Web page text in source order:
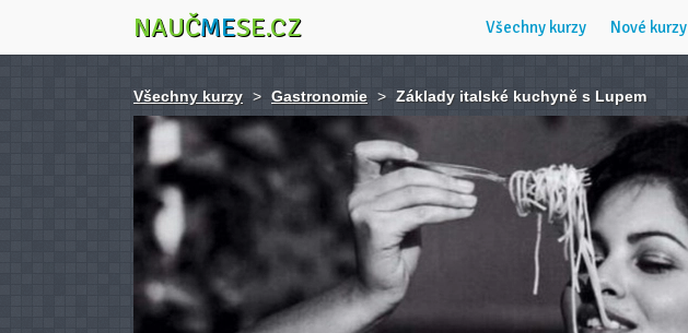
NAUČMESE.CZ Všechny kurzy Nové kurzy
Všechny kurzy > Gastronomie > Základy italské kuchyně s Lupem